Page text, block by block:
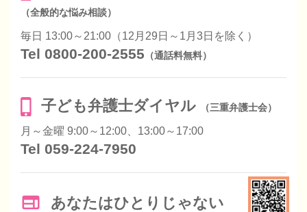
（全般的な悩み相談）
毎日 13:00～21:00（12月29日～1月3日を除く）
Tel 0800-200-2555 （通話料無料）
子ども弁護士ダイヤル （三重弁護士会）
月～金曜 9:00～12:00、13:00～17:00
Tel 059-224-7950
あなたはひとりじゃない